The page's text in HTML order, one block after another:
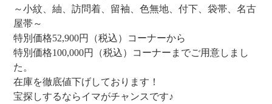
～小紋、紬、訪問着、留袖、色無地、付下、袋帯、名古
屋帯～
特別価格52,900円（税込）コーナーから
特別価格100,000円（税込）コーナーまでご用意しまし
た。
在庫を徹底値下げしております！
宝探しするならイマがチャンスです♪